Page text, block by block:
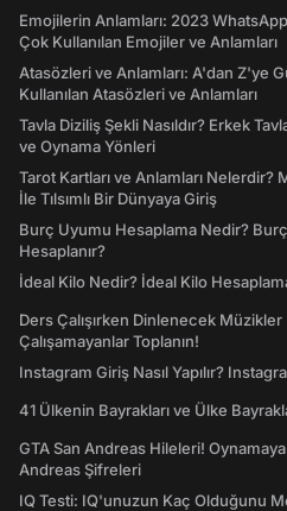
Emojilerin Anlamları: 2023
Çok Kullanılan Emojiler ve Anlamları
Atasözleri ve Anlamları: A'dan Z'ye
Kullanılan Atasözleri ve Anlamları
Tavla Diziliş Şekli Nasıldır? Erkek
ve Oynama Yönleri
Tarot Kartları ve Anlamları
İle Tılsımlı Bir Dünyaya Giriş
Burç Uyumu Hesaplama Nedir?
Hesaplanır?
İdeal Kilo Nedir? İdeal Kilo Hesaplama
Ders Çalışırken Dinlenecek
Çalışamayanlar Toplanın!
Instagram Giriş Nasıl Yapılır?
41 Ülkenin Bayrakları ve Ülke
GTA San Andreas Hileleri!
Andreas Şifreleri
IQ Testi: IQ'unuzun Kaç Olduğunu